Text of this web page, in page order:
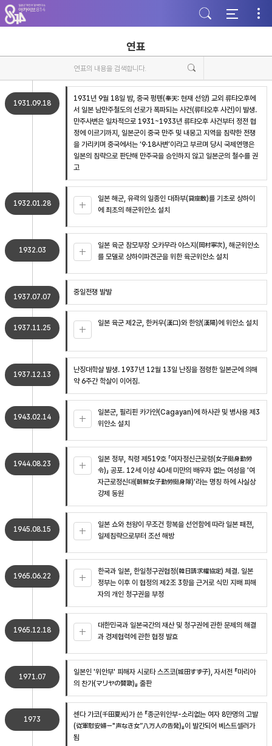
주
메
뉴
가
본
문
바
기
하
단
바
기
연표
1931.09.18
1931년 9월 18일 밤, 중국 펑톈(奉天: 현재 선양) 교외 류탸오후에
서 일본 남만주철도의 선로가 폭파되는 사건(류탸오후 사건)이 발생.
만주사변은 일차적으로 1931~1933년 류탸오후 사건부터 정전 협
정에 이르기까지, 일본군이 중국 만주 및 내몽고 지역을 침략한 전쟁
을 가리키며 중국에서는 ‘9·18사변’이라고 부르며 당시 국제연맹은
일본의 침략으로 판단해 만주국을 승인하지 않고 일본군의 철수를 권
고
1932.01.28
일본 해군, 유곽의 일종인 대좌부(貸座敷)를 기초로 상하이
에 최초의 해군위안소 설치
1932.03
일본 육군 참모부장 오카무라 야스지(岡村寧次), 해군위안소
를 모델로 상하이파견군을 위한 육군위안소 설치
1937.07.07
중일전쟁 발발
1937.11.25
일본 육군 제2군, 한커우(漢口)와 한양(漢陽)에 위안소 설치
1937.12.13
난징대학살 발생. 1937년 12월 13일 난징을 점령한 일본군에 의해
약 6주간 학살이 이어짐.
1943.02.14
일본군, 필리핀 카가얀(Cagayan)에 하사관 및 병사용 제3
위안소 설치
1944.08.23
일본 정부, 칙령 제519호 「여자정신근로령(女子挺身勤勞
令)」 공포. 12세 이상 40세 미만의 배우자 없는 여성을 '여
자근로정신대(朝鮮女子勤勞挺身隊)'라는 명칭 하에 사실상
강제 동원
1945.08.15
일본 쇼와 천왕이 무조건 항복을 선언함에 따라 일본 패전,
일제침략으로부터 조선 해방
1965.06.22
한국과 일본, 한일청구권협정(韓日請求權協定) 체결. 일본
정부는 이후 이 협정의 제2조 3항을 근거로 식민 지배 피해
자의 개인 청구권을 부정
1965.12.18
대한민국과 일본국간의 재산 및 청구권에 관한 문제의 해결
과 경제협력에 관한 협정 발효
1971.07
일본인 '위안부' 피해자 시로타 스즈코(城田すず子), 자서전 『마리아
의 찬가(マリヤの賛歌)』 출판
1973
센다 가코(千田夏光)가 쓴 『종군위안부-소리없는 여자 8만명의 고발
(従軍慰安婦－"声なき女”八万人の告発)』이 발간되어 베스트셀러가
됨